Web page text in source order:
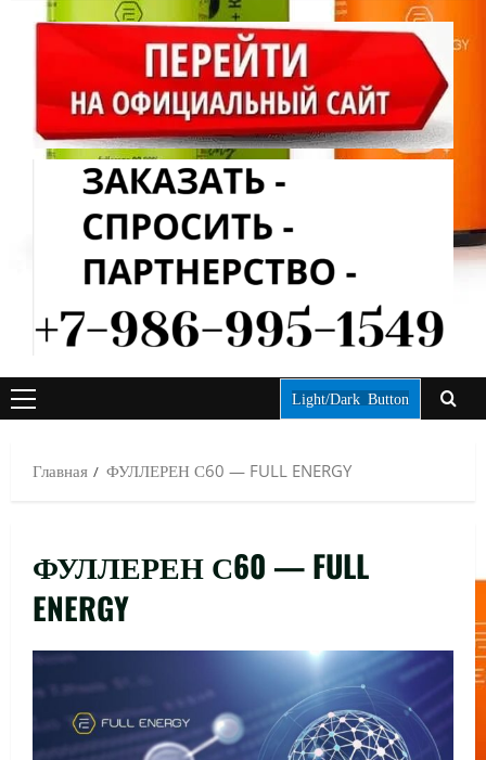
ОСНОВНОЕ
Light/Dark Button
Главная ФУЛЛЕРЕН С60 — FULL ENERGY
ФУЛЛЕРЕН С60 — FULL
ENERGY